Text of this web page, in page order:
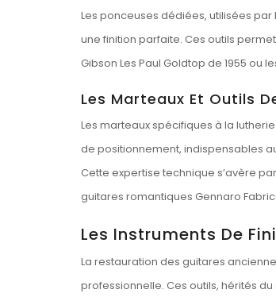
Les ponceuses dédiées, utilisées
une finition parfaite. Ces outils
Gibson Les Paul Goldtop de 1955 ou
Les Marteaux Et Outils
Les marteaux spécifiques à la
de positionnement, indispensables
Cette expertise technique s’avère
guitares romantiques Gennaro
Les Instruments De
La restauration des guitares
professionnelle. Ces outils, hérités